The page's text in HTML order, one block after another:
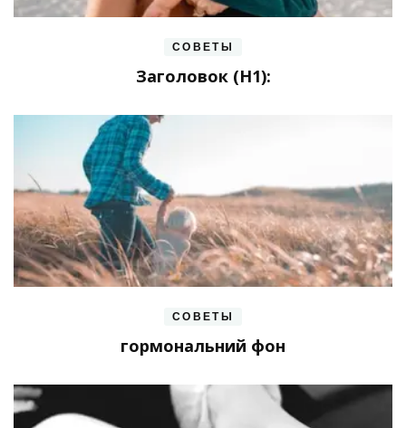
СОВЕТЫ
Заголовок (H1):
СОВЕТЫ
гормональний фон